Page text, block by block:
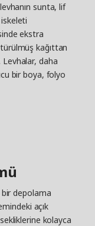
sunta, lif
ekstra
kağıttan
Levhalar, daha
bir boya, folyo
bir depolama
açık
kolayca